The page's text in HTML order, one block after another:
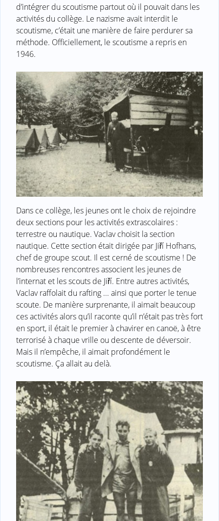
d’intégrer du scoutisme partout où il pouvait dans les
activités du collège. Le nazisme avait interdit le
scoutisme, c’était une manière de faire perdurer sa
méthode. Officiellement, le scoutisme a repris en
1946.
Dans ce collège, les jeunes ont le choix de rejoindre
deux sections pour les activités extrascolaires :
terrestre ou nautique. Vaclav choisit la section
nautique. Cette section était dirigée par Jiří Hofhans,
chef de groupe scout. Il est cerné de scoutisme ! De
nombreuses rencontres associent les jeunes de
l’internat et les scouts de Jiří. Entre autres activités,
Vaclav raffolait du rafting ... ainsi que porter le tenue
scoute. De manière surprenante, il aimait beaucoup
ces activités alors qu’il raconte qu’il n’était pas très fort
en sport, il était le premier à chavirer en canoë, à être
terrorisé à chaque vrille ou descente de déversoir.
Mais il n’empêche, il aimait profondément le
scoutisme. Ça allait au delà.